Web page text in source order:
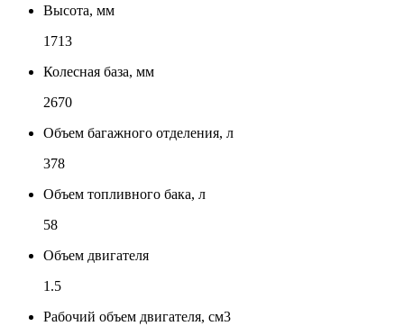
Высота, мм
1713
Колесная база, мм
2670
Объем багажного отделения, л
378
Объем топливного бака, л
58
Объем двигателя
1.5
Рабочий объем двигателя, см3